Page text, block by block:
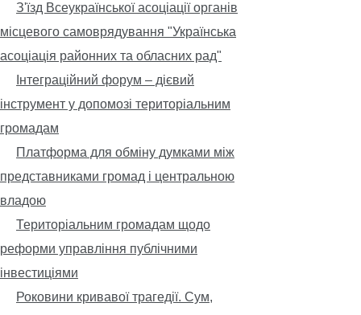
З'їзд Всеукраїнської асоціації органів
місцевого самоврядування "Українська
асоціація районних та обласних рад"
Інтеграційний форум – дієвий
інструмент у допомозі територіальним
громадам
Платформа для обміну думками між
представниками громад і центральною
владою
Територіальним громадам щодо
реформи управління публічними
інвестиціями
Роковини кривавої трагедії. Сум,